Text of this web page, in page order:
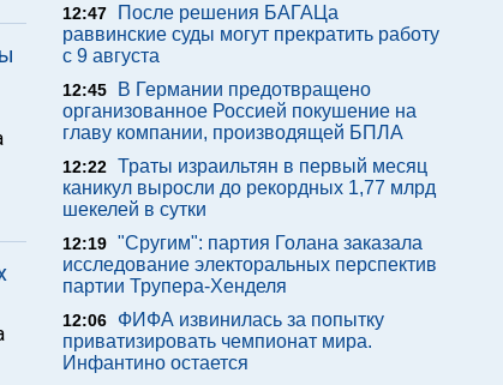
12:47
После решения БАГАЦа
раввинские суды могут прекратить работу
с 9 августа
12:45
В Германии предотвращено
организованное Россией покушение на
главу компании, производящей БПЛА
12:22 Траты израильтян в первый месяц
каникул выросли до рекордных 1,77 млрд
шекелей в сутки
12:19 "Сругим": партия Голана заказала
исследование электоральных перспектив
партии Трупера-Хенделя
12:06
ФИФА извинилась за попытку
приватизировать чемпионат мира.
Инфантино остается